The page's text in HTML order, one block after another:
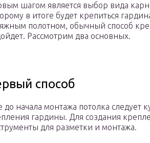
шагом является выбор вида
в итоге будет крепиться
полотном, обычный способ
Рассмотрим два основных.
способ
до начала монтажа потолка следует
гардины. Для создания
для разметки и монтажа.